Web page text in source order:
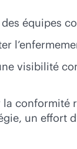
équipes
visibilité
conformité
un